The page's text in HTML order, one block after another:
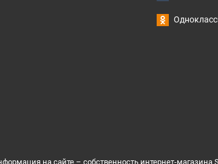
на сайте – собственность интернет-магазина